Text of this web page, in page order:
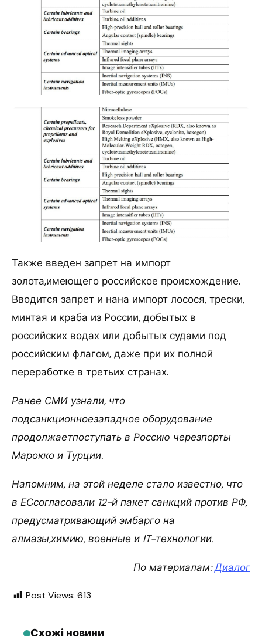
Также введен запрет на импорт
золота,имеющего российское происхождение.
Вводится запрет и нана импорт лосося, трески,
минтая и краба из России, добытых в
российских водах или добытых судами под
российским флагом, даже при их полной
переработке в третьих странах.
Ранее СМИ узнали, что
подсанкционноезападное оборудование
продолжаетпоступать в Россию черезпорты
Марокко и Турции.
Напомним, на этой неделе стало известно, что
в ЕСсогласовали 12-й пакет санкций против РФ,
предусматривающий эмбарго на
алмазы,химию, военные и IT-технологии.
По материалам:Диалог
Post Views: 613
Схожі новини